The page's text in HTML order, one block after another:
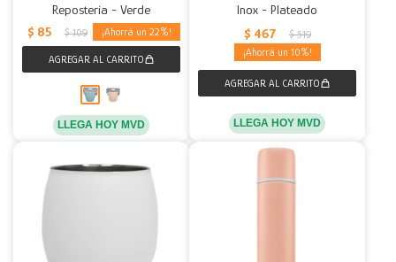
Repostería - Verde
$ 85 $ 109 22
LLEGA HOY MVD
Inox - Plateado
$ 467 $ 519
10
LLEGA HOY MVD